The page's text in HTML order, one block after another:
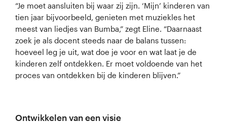
“Je moet aansluiten bij waar zij zijn. ‘Mijn’ kinderen van
tien jaar bijvoorbeeld, genieten met muziekles het
meest van liedjes van Bumba,” zegt Eline. “Daarnaast
zoek je als docent steeds naar de balans tussen:
hoeveel leg je uit, wat doe je voor en wat laat je de
kinderen zelf ontdekken. Er moet voldoende van het
proces van ontdekken bij de kinderen blijven.”
Ontwikkelen van een visie